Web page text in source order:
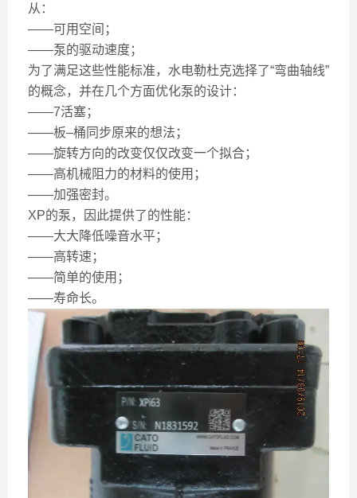
从：
——可用空间；
——泵的驱动速度；
为了满足这些性能标准，水电勒杜克选择了“弯曲轴线”
的概念，并在几个方面优化泵的设计：
——7活塞；
——板–桶同步原来的想法；
——旋转方向的改变仅仅改变一个拟合；
——高机械阻力的材料的使用；
——加强密封。
XP的泵，因此提供了的性能：
——大大降低噪音水平；
——高转速；
——简单的使用；
——寿命长。